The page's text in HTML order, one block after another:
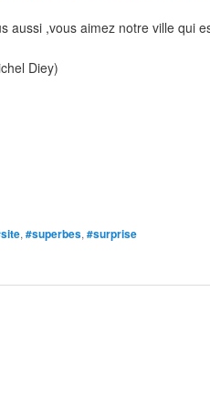
aussi ,vous aimez notre ville qui
Diey)
, #superbes, #surprise